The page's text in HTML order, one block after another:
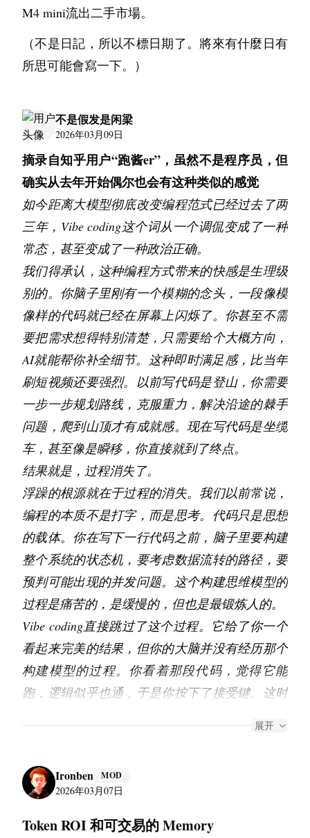
防火墙： 仅开放必要的端口，内网信任，外
网最小化授权。
内核安全： 启用
漏洞扫描： 定期使用OpenVAS或Nessus扫描
系统漏洞，并及时补丁。
七、 结语：运维架构师的未来
Linux企业级运维架构师的工作，早已超越了“修
修补补”的范畴。我们不仅是底层的建设者，更
是业务稳定性的守护者。
未来，运维的边界将进一步模糊。
运维） 将利用机器学习算法预测故障；
FinOps（云成本优化）
将成为架构师新的KPI。
唯有保持对底层原理的深刻理解（如Linux内
核、网络协议栈），同时拥抱云原生技术，才能
在技术迭代的浪潮中立于不败之地。
致每一位在深夜排查故障的运维人：你们的代码
或许不直接面向用户，但你们的架构支撑着世界
的每一次点击。
M4 mini流出二手市場。
（不是日記，所以不標日期了。將來有什麼日有
所思可能會寫一下。）
不是假发是闲梁
2026年03月09日
摘录自知乎用户“跑酱er”，虽然不是程序员，但
确实从去年开始偶尔也会有这种类似的感觉
如今距离大模型彻底改变编程范式已经过去了两
三年， Vibe coding这个词从一个调侃变成了一种
常态，甚至变成了一种政治正确。
我们得承认，这种编程方式带来的快感是生理级
别的。你脑子里刚有一个模糊的念头，一段像模
像样的代码就已经在屏幕上闪烁了。你甚至不需
要把需求想得特别清楚，只需要给个大概方向，
AI就能帮你补全细节。这种即时满足感，比当年
刷短视频还要强烈。以前写代码是登山，你需要
一步一步规划路线，克服重力，解决沿途的棘手
问题，爬到山顶才有成就感。现在写代码是坐缆
车，甚至像是瞬移，你直接就到了终点。
结果就是，过程消失了。
浮躁的根源就在于过程的消失。我们以前常说，
编程的本质不是打字，而是思考。代码只是思想
的载体。你在写下一行代码之前，脑子里要构建
整个系统的状态机，要考虑数据流转的路径，要
预判可能出现的并发问题。这个构建思维模型的
过程是痛苦的，是缓慢的，但也是最锻炼人的。
Vibe coding直接跳过了这个过程。它给了你一个
看起来完美的结果，但你的大脑并没有经历那个
构建模型的过程。你看着那段代码，觉得它能
跑，逻辑似乎也通，于是你按下了接受键。这时
更要命的是，这种模式正在摧毁程序员的延迟满
足能力。以前遇到一个Bug，我们可能要花半天
时间去排查，去读源码，去打断点，去分析堆
展开
Ironben MOD
2026年03月07日
Token ROI 和可交易的 Memory